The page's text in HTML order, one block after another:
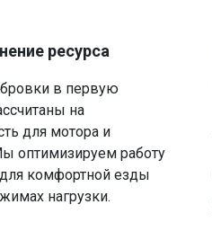
ресурса
в первую
на
для мотора и
оптимизируем работу
комфортной езды
нагрузки.